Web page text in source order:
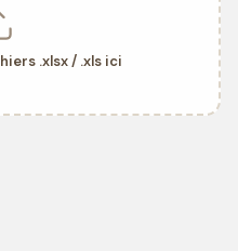
.xlsx / .xls ici